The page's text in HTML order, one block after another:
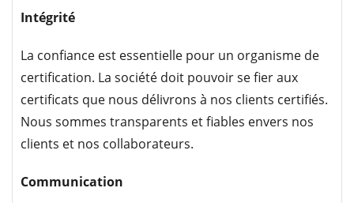
Intégrité
La confiance est essentielle pour un organisme de
certification. La société doit pouvoir se fier aux
certificats que nous délivrons à nos clients certifiés.
Nous sommes transparents et fiables envers nos
clients et nos collaborateurs.
Communication